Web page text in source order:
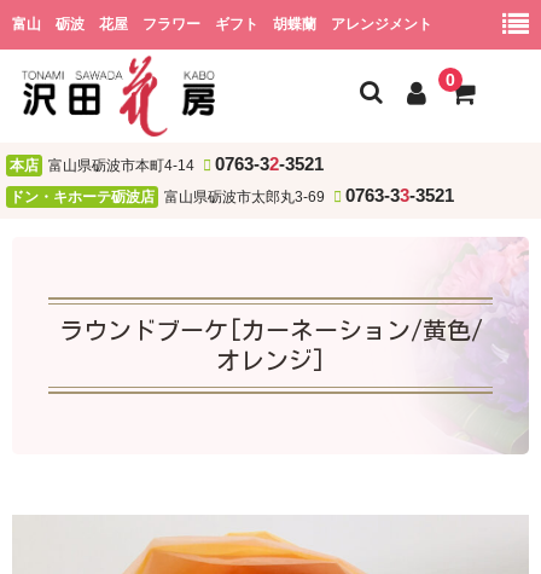
富山 砺波 花屋 フラワー ギフト 胡蝶蘭 アレンジメント
0
ホーム
用途
お祝い
開店・新居・引越し祝い
本店 富山県砺波市本町4-14 0763-32-3521
ドン・キホーテ砺波店 富山県砺波市太郎丸3-69 0763-33-3521
ラウンドブーケ[カーネーション/黄色/
オレンジ]